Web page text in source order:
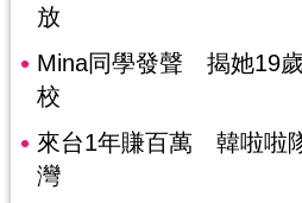
放
Mina同學發聲 揭她19
校
來台1年賺百萬 韓啦啦
灣